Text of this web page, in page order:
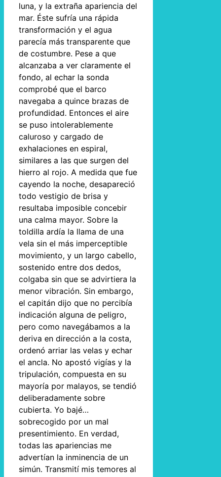
luna, y la extraña apariencia del
mar. Éste sufría una rápida
transformación y el agua
parecía más transparente que
de costumbre. Pese a que
alcanzaba a ver claramente el
fondo, al echar la sonda
comprobé que el barco
navegaba a quince brazas de
profundidad. Entonces el aire
se puso intolerablemente
caluroso y cargado de
exhalaciones en espiral,
similares a las que surgen del
hierro al rojo. A medida que fue
cayendo la noche, desapareció
todo vestigio de brisa y
resultaba imposible concebir
una calma mayor. Sobre la
toldilla ardía la llama de una
vela sin el más imperceptible
movimiento, y un largo cabello,
sostenido entre dos dedos,
colgaba sin que se advirtiera la
menor vibración. Sin embargo,
el capitán dijo que no percibía
indicación alguna de peligro,
pero como navegábamos a la
deriva en dirección a la costa,
ordenó arriar las velas y echar
el ancla. No apostó vigías y la
tripulación, compuesta en su
mayoría por malayos, se tendió
deliberadamente sobre
cubierta. Yo bajé…
sobrecogido por un mal
presentimiento. En verdad,
todas las apariencias me
advertían la inminencia de un
simún. Transmití mis temores al